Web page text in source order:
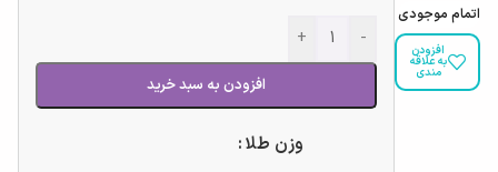
اتمام موجودی
افزودن
به علاقه
مندی
-
+
افزودن به سبد خرید
وزن طلا